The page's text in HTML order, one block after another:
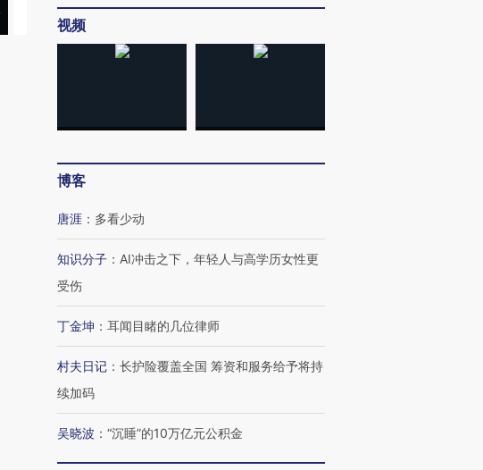
会，让数智科技“链”接产
【特别呈现】寻找100种
CFO：不靠规模取胜，华
视频
博客
唐涯 ： 多看少动
知识分子 ： AI冲击之下，年轻人与高学历女性更
受伤
丁金坤 ： 耳闻目睹的几位律师
村夫日记 ： 长护险覆盖全国 筹资和服务给予将持
续加码
吴晓波 ： “沉睡”的10万亿元公积金